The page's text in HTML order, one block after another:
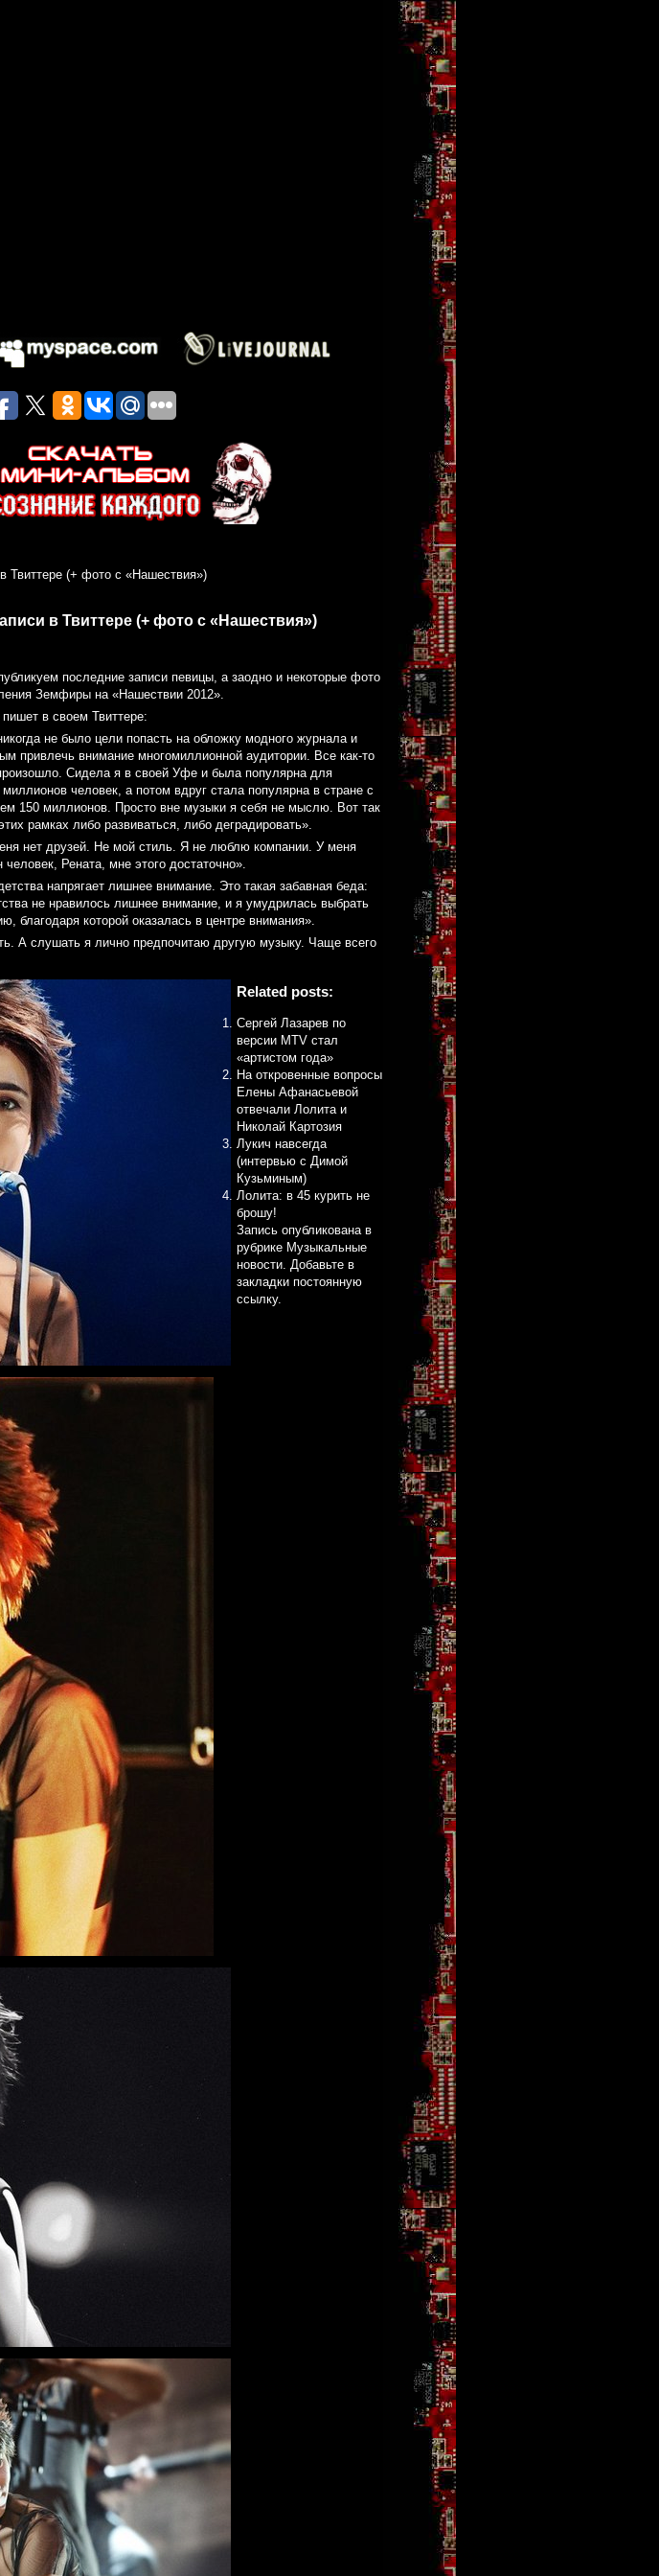
(+ фото с «Нашествия»)
в Твиттере (+ фото с «Нашествия»)
последние записи певицы, а заодно и некоторые фото
Земфиры на «Нашествии 2012».
в своем Твиттере:
не было цели попасть на обложку модного журнала и
привлечь внимание многомиллионной аудитории. Все как-то
Сидела я в своей Уфе и была популярна для
миллионов человек, а потом вдруг стала популярна в стране с
150 миллионов. Просто вне музыки я себя не мыслю. Вот так
рамках либо развиваться, либо деградировать».
нет друзей. Не мой стиль. Я не люблю компании. У меня
человек, Рената, мне этого достаточно».
напрягает лишнее внимание. Это такая забавная беда:
не нравилось лишнее внимание, и я умудрилась выбрать
благодаря которой оказалась в центре внимания».
А слушать я лично предпочитаю другую музыку. Чаще всего
Related posts:
Сергей Лазарев по
версии MTV стал
«артистом года»
На откровенные вопросы
Елены Афанасьевой
отвечали Лолита и
Николай Картозия
Лукич навсегда
(интервью с Димой
Кузьминым)
Лолита: в 45 курить не
брошу!
Запись опубликована в
рубрике Музыкальные
новости. Добавьте в
закладки постоянную
ссылку.